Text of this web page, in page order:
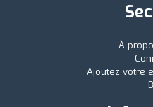
À
Ajoutez votre